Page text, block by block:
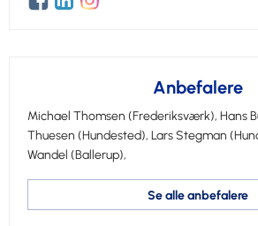
Anbefalere
Michael Thomsen (Frederiksværk), Hans
Thuesen (Hundested), Lars Stegman
Wandel (Ballerup),
Se alle anbefalere